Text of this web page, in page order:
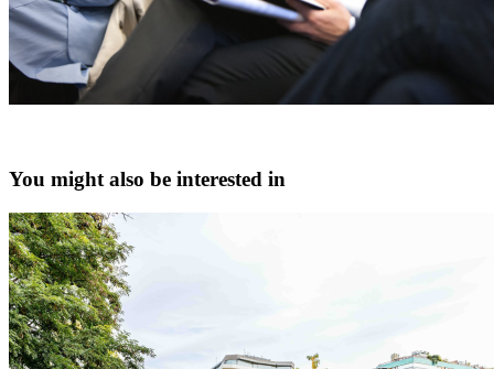
You might also be interested in